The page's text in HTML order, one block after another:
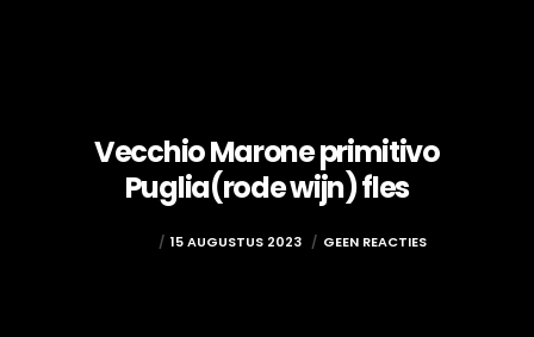
Vecchio Marone primitivo
Puglia(rode wijn) fles
15 AUGUSTUS 2023 GEEN REACTIES